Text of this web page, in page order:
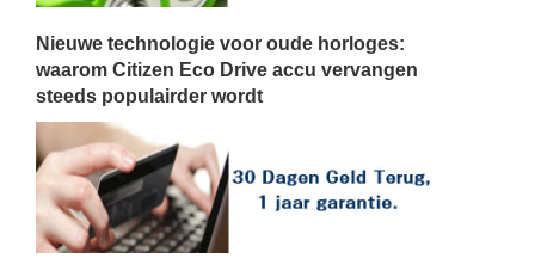
Nieuwe technologie voor oude horloges:
waarom Citizen Eco Drive accu vervangen
steeds populairder wordt